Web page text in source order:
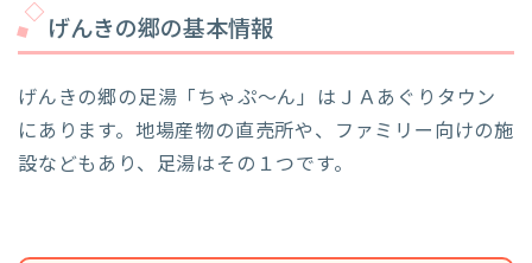
げんきの郷の基本情報
げんきの郷の足湯「ちゃぷ～ん」はＪＡあぐりタウン
にあります。地場産物の直売所や、ファミリー向けの施
設などもあり、足湯はその１つです。